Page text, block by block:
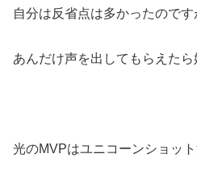
自分は反省点は多かったのです
あんだけ声を出してもらえたら
光のMVPはユニコーンショット